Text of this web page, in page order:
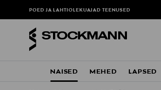
POED JA LAHTIOLEKUAJADTEENUSED
NAISED MEHED LAPSED